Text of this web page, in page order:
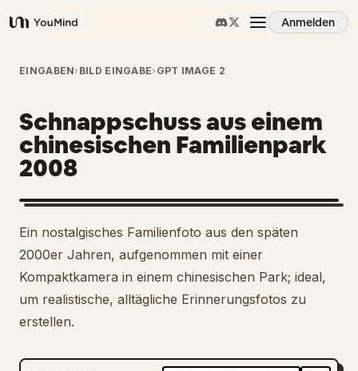
YouMind
Anmelden
Übersicht
Anwendungsfälle
Fähigkeiten
Prompts
Preise
Download
EINGABEN› BILD EINGABE› GPT IMAGE 2
Schnappschuss aus einem
chinesischen Familienpark
2008
Ein nostalgisches Familienfoto aus den späten
2000er Jahren, aufgenommen mit einer
Kompaktkamera in einem chinesischen Park; ideal,
um realistische, alltägliche Erinnerungsfotos zu
erstellen.